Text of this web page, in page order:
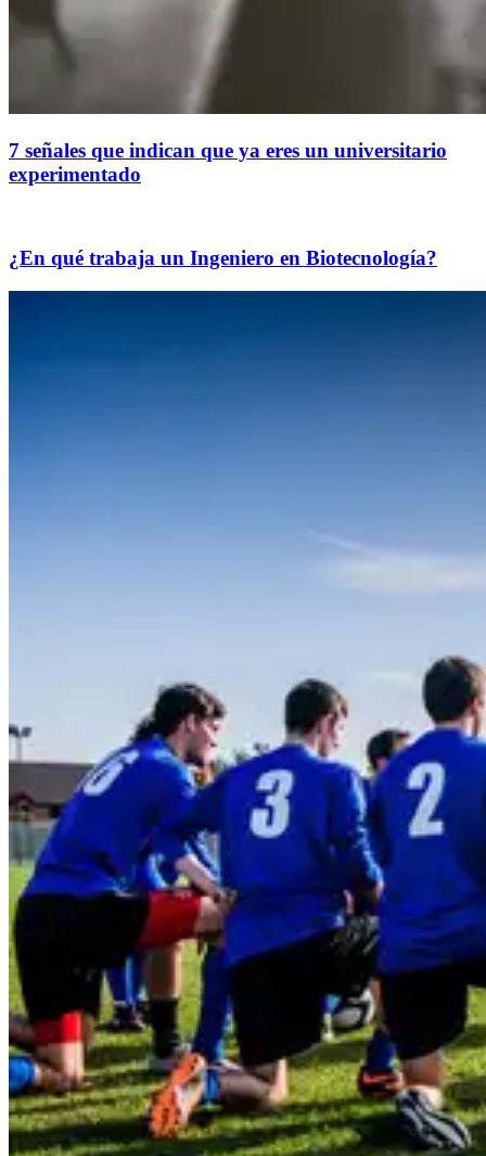
7 señales que indican que ya eres un universitario
experimentado
¿En qué trabaja un Ingeniero en Biotecnología?